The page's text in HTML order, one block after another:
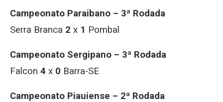
Campeonato Paraibano – 3ª Rodada
Serra Branca 2 x 1 Pombal
Campeonato Sergipano – 3ª Rodada
Falcon 4 x 0 Barra-SE
Campeonato Piauiense – 2ª Rodada